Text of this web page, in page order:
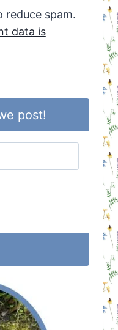
reduce spam.
data is
post!